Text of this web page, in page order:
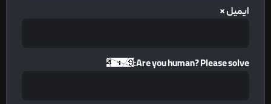
ایمیل*
Are you human? Please solve: